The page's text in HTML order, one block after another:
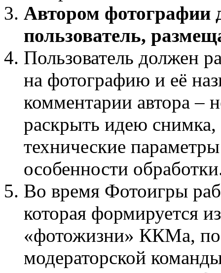
Автором фотографии
пользователь,
Пользователь должен
на фотографию и её
комментарии автора –
раскрыть идею
технические
особенности
Во время Фотоигры
которая формируется
«фотожизни» ККМа,
модераторской